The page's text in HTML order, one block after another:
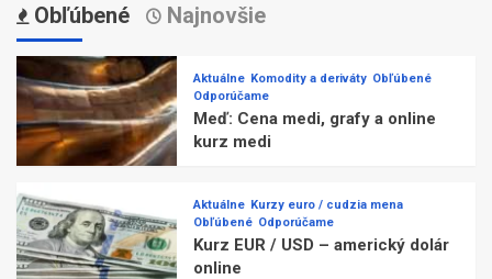
Obľúbené Najnovšie
Aktuálne Komodity a deriváty Obľúbené
Odporúčame
Meď: Cena medi, grafy a online
kurz medi
Aktuálne Kurzy euro / cudzia mena
Obľúbené Odporúčame
Kurz EUR / USD – americký dolár
online